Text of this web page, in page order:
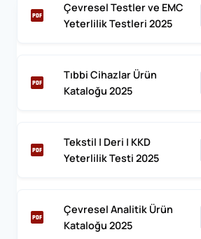
Çevresel Testler ve EMC
Yeterlilik Testleri 2025
Tıbbi Cihazlar Ürün
Kataloğu 2025
Tekstil | Deri | KKD
Yeterlilik Testi 2025
Çevresel Analitik Ürün
Kataloğu 2025